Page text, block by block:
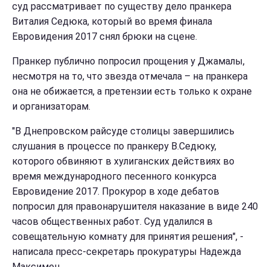
суд рассматривает по существу дело пранкера
Виталия Седюка, который во время финала
Евровидения 2017 снял брюки на сцене.
Пранкер публично попросил прощения у Джамалы,
несмотря на то, что звезда отмечала – на пранкера
она не обижается, а претензии есть только к охране
и организаторам.
"В Днепровском райсуде столицы завершились
слушания в процессе по пранкеру В.Седюку,
которого обвиняют в хулиганских действиях во
время международного песенного конкурса
Евровидение 2017. Прокурор в ходе дебатов
попросил для правонарушителя наказание в виде 240
часов общественных работ. Суд удалился в
совещательную комнату для принятия решения", -
написала пресс-секретарь прокуратуры Надежда